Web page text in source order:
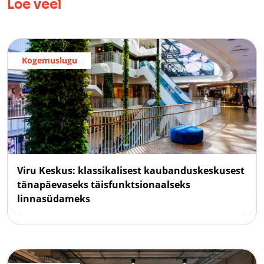
Loe veel
Kogemuslugu
Viru Keskus: klassikalisest kaubanduskeskusest
tänapäevaseks täisfunktsionaalseks
linnasüdameks